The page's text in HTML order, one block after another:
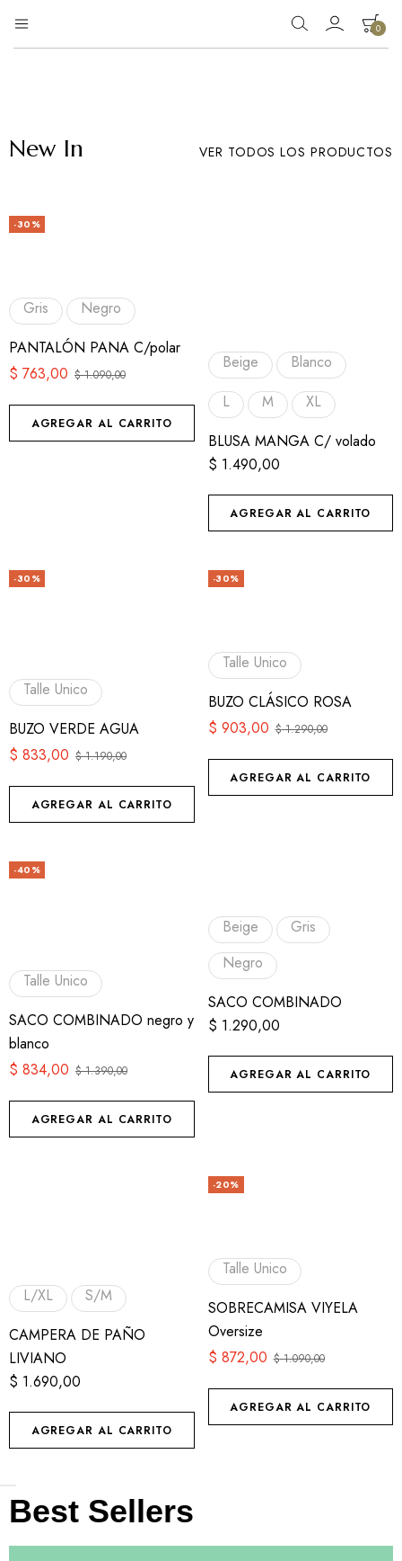
0
New In VER TODOS LOS PRODUCTOS
-30%
Gris
Negro
PANTALÓN PANA C/polar
$1.090,00
$ 763,00
AGREGAR AL CARRITO
Beige
Blanco
L
M
XL
BLUSA MANGA C/ volado
$ 1.490,00
AGREGAR AL CARRITO
-30%
Talle Unico
BUZO VERDE AGUA
$1.190,00
$ 833,00
AGREGAR AL CARRITO
-30%
Talle Unico
BUZO CLÁSICO ROSA
$1.290,00
$ 903,00
AGREGAR AL CARRITO
-40%
Talle Unico
SACO COMBINADO negro y
blanco
$1.390,00
$ 834,00
AGREGAR AL CARRITO
Beige
Gris
Negro
SACO COMBINADO
$ 1.290,00
AGREGAR AL CARRITO
L/XL
S/M
CAMPERA DE PAÑO
LIVIANO
$ 1.690,00
AGREGAR AL CARRITO
-20%
Talle Unico
SOBRECAMISA VIYELA
Oversize
$1.090,00
$ 872,00
AGREGAR AL CARRITO
Best Sellers